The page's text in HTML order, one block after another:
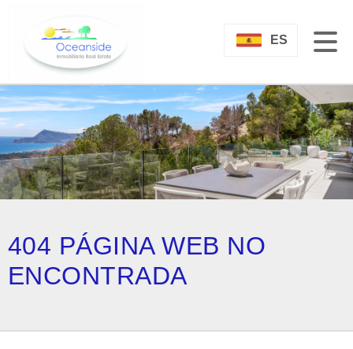
ES
404 PÁGINA WEB NO
ENCONTRADA